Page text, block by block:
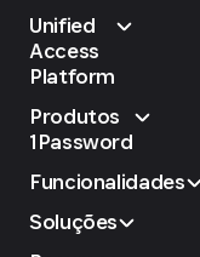
Unified
Access
Platform
Produtos
1Password
Funcionalidades
Soluções